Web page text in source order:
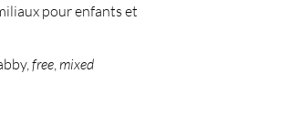
pour enfants et
free,mixed